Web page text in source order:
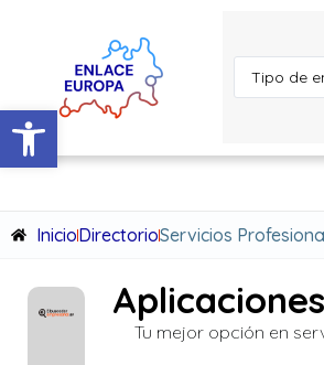
Abrir barra de herramientas
InicioDirectorioServicios
Tu mejor opción en